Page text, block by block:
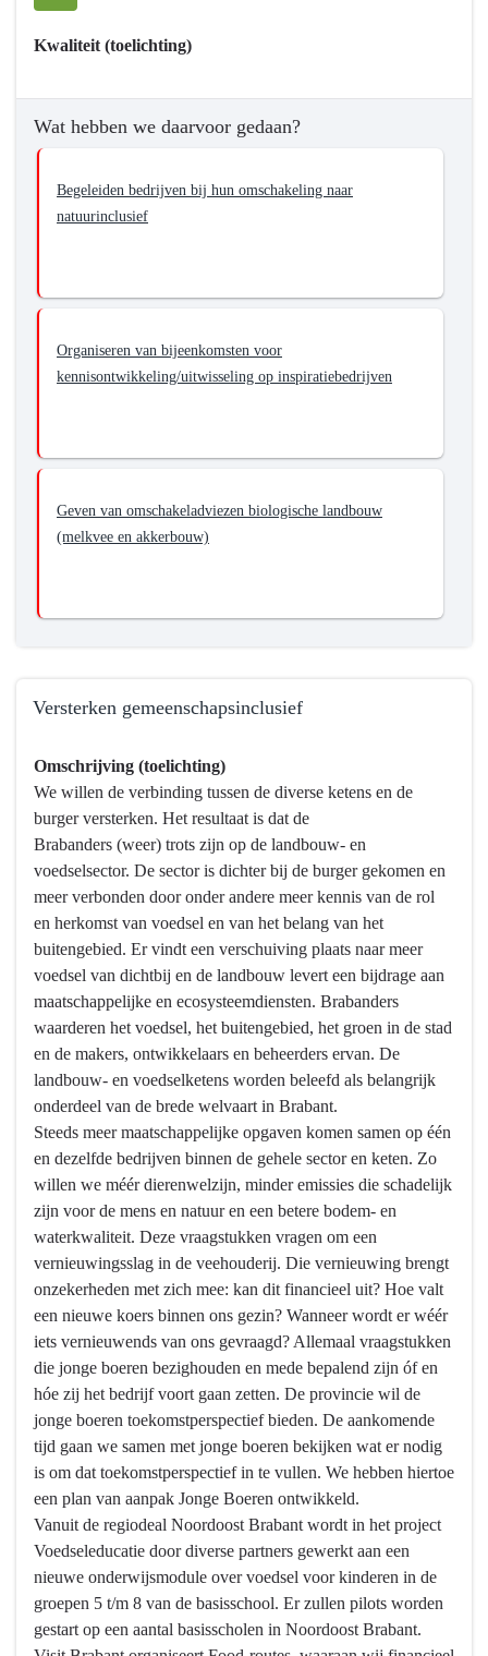
Kwaliteit (toelichting)
Wat hebben we daarvoor gedaan?
Begeleiden bedrijven bij hun omschakeling naar
natuurinclusief
Organiseren van bijeenkomsten voor
kennisontwikkeling/uitwisseling op inspiratiebedrijven
Geven van omschakeladviezen biologische landbouw
(melkvee en akkerbouw)
Versterken gemeenschapsinclusief
naar
navigatie
Programma
Landbouw
voedsel
Hebben
we
bereikt
wat
we
wilden
bereiken?
Versterken
gemeenschapsinclusief
Omschrijving (toelichting)
We willen de verbinding tussen de diverse ketens en de
burger versterken. Het resultaat is dat de
Brabanders (weer) trots zijn op de landbouw- en
voedselsector. De sector is dichter bij de burger gekomen en
meer verbonden door onder andere meer kennis van de rol
en herkomst van voedsel en van het belang van het
buitengebied. Er vindt een verschuiving plaats naar meer
voedsel van dichtbij en de landbouw levert een bijdrage aan
maatschappelijke en ecosysteemdiensten. Brabanders
waarderen het voedsel, het buitengebied, het groen in de stad
en de makers, ontwikkelaars en beheerders ervan. De
landbouw- en voedselketens worden beleefd als belangrijk
onderdeel van de brede welvaart in Brabant.
Steeds meer maatschappelijke opgaven komen samen op één
en dezelfde bedrijven binnen de gehele sector en keten. Zo
willen we méér dierenwelzijn, minder emissies die schadelijk
zijn voor de mens en natuur en een betere bodem- en
waterkwaliteit. Deze vraagstukken vragen om een
vernieuwingsslag in de veehouderij. Die vernieuwing brengt
onzekerheden met zich mee: kan dit financieel uit? Hoe valt
een nieuwe koers binnen ons gezin? Wanneer wordt er wéér
iets vernieuwends van ons gevraagd? Allemaal vraagstukken
die jonge boeren bezighouden en mede bepalend zijn óf en
hóe zij het bedrijf voort gaan zetten. De provincie wil de
jonge boeren toekomstperspectief bieden. De aankomende
tijd gaan we samen met jonge boeren bekijken wat er nodig
is om dat toekomstperspectief in te vullen. We hebben hiertoe
een plan van aanpak Jonge Boeren ontwikkeld.
Vanuit de regiodeal Noordoost Brabant wordt in het project
Voedseleducatie door diverse partners gewerkt aan een
nieuwe onderwijsmodule over voedsel voor kinderen in de
groepen 5 t/m 8 van de basisschool. Er zullen pilots worden
gestart op een aantal basisscholen in Noordoost Brabant.